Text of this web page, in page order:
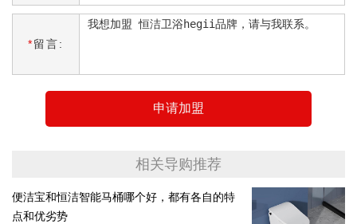
*留言:
申请加盟
相关导购推荐
便洁宝和恒洁智能马桶哪个好，都有各自的特
点和优劣势